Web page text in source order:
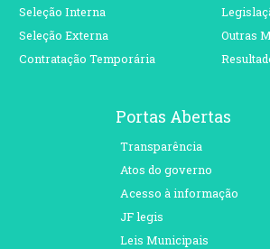
Seleção Interna
Seleção Externa
Contratação Temporária
Outras
Portas Abertas
Transparência
Atos do governo
Acesso à informação
JF legis
Leis Municipais